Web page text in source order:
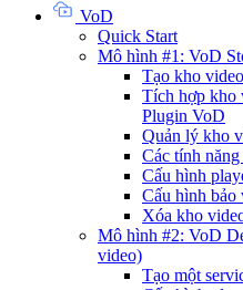
VoD
Quick Start
Mô hình #1: VoD
Tạo kho video
Tích hợp kho
Plugin VoD
Quản lý kho
Các tính
Cấu hình
Cấu hình bảo
Xóa kho
Mô hình #2: VoD
video)
Tạo một